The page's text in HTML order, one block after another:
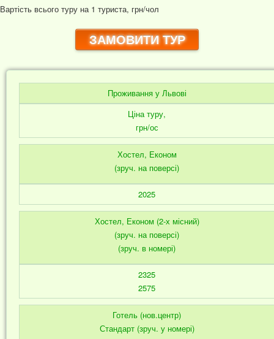
Вартість всього туру на 1 туриста, грн/чол
ЗАМОВИТИ ТУР
Проживання у Львові
Ціна туру,
грн/ос
Хостел, Економ
(зруч. на поверсі)
2025
Хостел, Економ (2-х місний)
(зруч. на поверсі)
(зруч. в номері)
2325
2575
Готель (нов.центр)
Стандарт (зруч. у номері)